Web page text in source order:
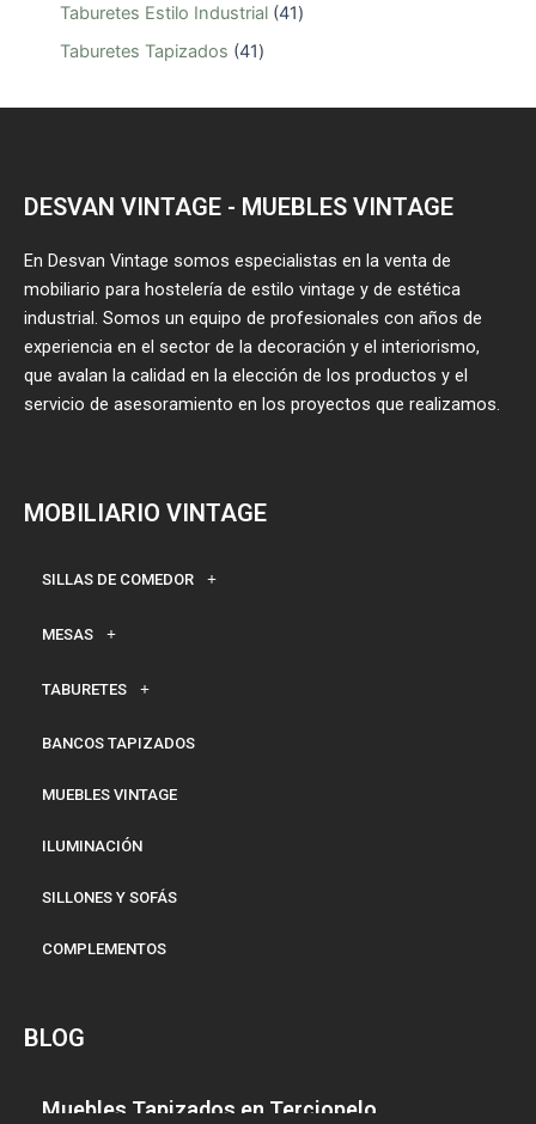
Taburetes Estilo Industrial 41
Taburetes Tapizados 41
DESVAN VINTAGE - MUEBLES VINTAGE
En Desvan Vintage somos especialistas en la venta de
mobiliario para hostelería de estilo vintage y de estética
industrial. Somos un equipo de profesionales con años de
experiencia en el sector de la decoración y el interiorismo,
que avalan la calidad en la elección de los productos y el
servicio de asesoramiento en los proyectos que realizamos.
MOBILIARIO VINTAGE
SILLAS DE COMEDOR
MESAS
TABURETES
BANCOS TAPIZADOS
MUEBLES VINTAGE
ILUMINACIÓN
SILLONES Y SOFÁS
COMPLEMENTOS
BLOG
Muebles Tapizados en Terciopelo